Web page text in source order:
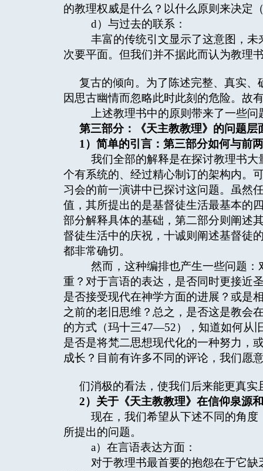
的教理权威是什么？以什么原则来决定
d）与过去的联系：
丰富的传统引文显示了这意图，未
次要平面。但我们并不据此而认为教理
复古的倾向。为了陈述完整、真实
因思古幽情而忽略此时此刻的危险。故
上述教理书中的原则带来了一些问
第三部分：《天主教教理》的问题层
1 ）简单的引言：第三部分如何与前
我们全部的解释是在探讨教理书大
个有系统的、经过精心制订的架构内。
习会的前一演讲中已探讨这问题。虽然
值，其所提出的是基督徒生活最基本的
部分解释具体的基础，第二部分则阐述
督徒生活中的庆祝，十诚则阐述基督徒
都非常确切。
然而，这种编排也产生一些问题：
重？对于言语的表达，是否同时更接近
是否接受现代在神学方面的进展？或是
之前的老旧思维？总之，是否这是教会
的方式（玛十三47—52），知道如何从
是否是将梵二思想现代化的一种努力，
成长？目前有许多不同的评论，我们愿
们消极的看法，使我们后来能更真实
2）关于《天主教教理》在信仰泉源
现在，我们希望从下述不同的角度
所提出的问题。
a）在言语表达方面：
对于教理书最首要的抱怨在于它缺